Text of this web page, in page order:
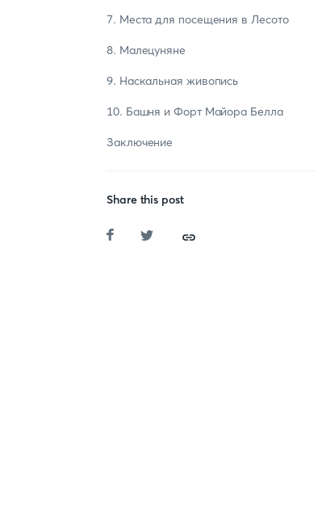
7. Места для посещения в Лесото
8. Малецуняне
9. Наскальная живопись
10. Башня и Форт Майора Белла
Заключение
Share this post